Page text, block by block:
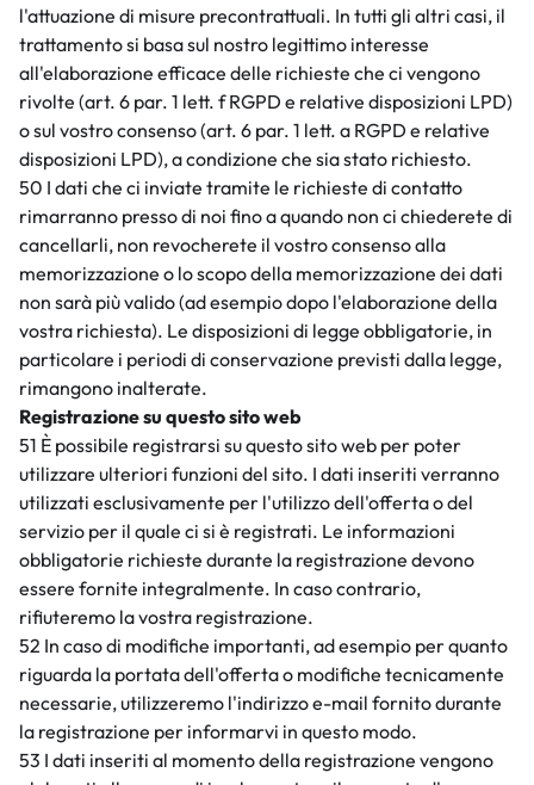
l'attuazione di misure precontrattuali. In tutti gli altri casi, il
trattamento si basa sul nostro legittimo interesse
all'elaborazione efficace delle richieste che ci vengono
rivolte (art. 6 par. 1 lett. f RGPD e relative disposizioni LPD)
o sul vostro consenso (art. 6 par. 1 lett. a RGPD e relative
disposizioni LPD), a condizione che sia stato richiesto.
50 I dati che ci inviate tramite le richieste di contatto
rimarranno presso di noi fino a quando non ci chiederete di
cancellarli, non revocherete il vostro consenso alla
memorizzazione o lo scopo della memorizzazione dei dati
non sarà più valido (ad esempio dopo l'elaborazione della
vostra richiesta). Le disposizioni di legge obbligatorie, in
particolare i periodi di conservazione previsti dalla legge,
rimangono inalterate.
Registrazione su questo sito web
51 È possibile registrarsi su questo sito web per poter
utilizzare ulteriori funzioni del sito. I dati inseriti verranno
utilizzati esclusivamente per l'utilizzo dell'offerta o del
servizio per il quale ci si è registrati. Le informazioni
obbligatorie richieste durante la registrazione devono
essere fornite integralmente. In caso contrario,
rifiuteremo la vostra registrazione.
52 In caso di modifiche importanti, ad esempio per quanto
riguarda la portata dell'offerta o modifiche tecnicamente
necessarie, utilizzeremo l'indirizzo e-mail fornito durante
la registrazione per informarvi in questo modo.
53 I dati inseriti al momento della registrazione vengono